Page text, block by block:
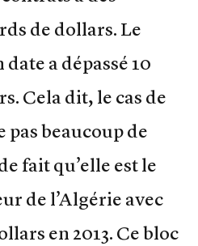
de dollars. Le
a dépassé 10
Cela dit, le cas de
beaucoup de
fait qu’elle est le
de l’Algérie avec
en 2013. Ce bloc